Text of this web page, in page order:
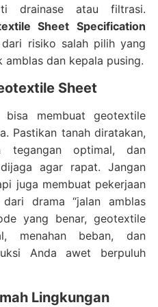
drainase atau filtrasi.
Sheet Specification
risiko salah pilih yang
dan kepala pusing.
Sheet
bisa membuat geotextile
Pastikan tanah diratakan,
tegangan optimal, dan
agar rapat. Jangan
juga membuat pekerjaan
drama “jalan amblas
yang benar, geotextile
menahan beban, dan
Anda awet berpuluh
Lingkungan